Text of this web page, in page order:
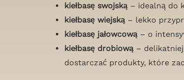
kiełbasę swojską – idealną do
kiełbasę wiejską – lekko
kiełbasę jałowcową – o
kiełbasę drobiową –
dostarczać produkty, które